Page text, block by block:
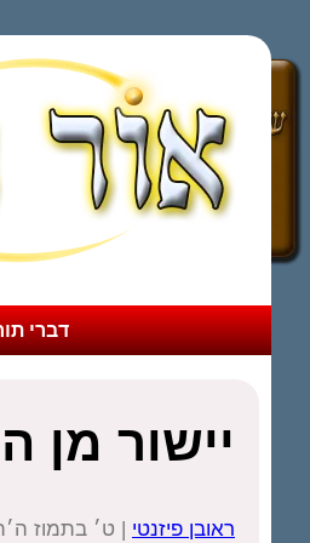
דברי
יישור
ראובן פיזנטי | ט׳ בתמוז